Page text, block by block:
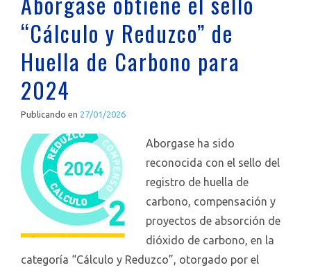
“Cálculo y Reduzco” de
Huella de Carbono para
2024
Publicando en 27/01/2026
Aborgase ha sido
reconocida con el sello del
registro de huella de
carbono, compensación y
proyectos de absorción de
dióxido de carbono, en la
categoría “Cálculo y Reduzco”, otorgado por el